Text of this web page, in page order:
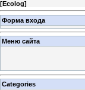
[Ecolog]
Форма входа
Меню сайта
Categories